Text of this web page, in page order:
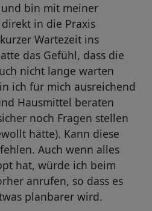
bin mit meiner
in die Praxis
Wartezeit ins
das Gefühl, dass die
nicht lange warten
ich für mich ausreichend
Hausmittel beraten
noch Fragen stellen
hätte). Kann diese
Auch wenn alles
hat, würde ich beim
anrufen, so dass es
planbarer wird.